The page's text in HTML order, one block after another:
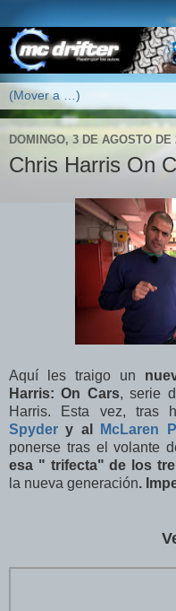
DOMINGO, 3 DE AGOSTO DE
Chris Harris On
Aquí les traigo un
Harris: On Cars, serie
Harris. Esta vez, tras
Spyder y al McLaren
ponerse tras el volante
esa " trifecta" de los
la nueva generación.